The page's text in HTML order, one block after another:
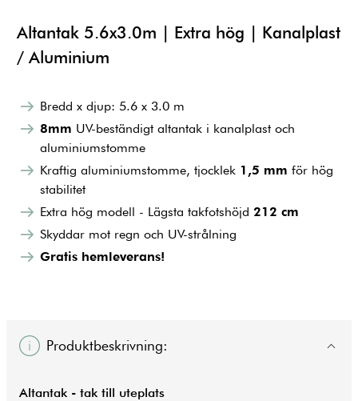
Altantak 5.6x3.0m | Extra hög | Kanalplast
/ Aluminium
Bredd x djup: 5.6 x 3.0 m
8mm UV-beständigt altantak i kanalplast och
aluminiumstomme
Kraftig aluminiumstomme, tjocklek 1,5 mm för hög
stabilitet
Extra hög modell - Lägsta takfotshöjd 212 cm
Skyddar mot regn och UV-strålning
Gratis hemleverans!
Produktbeskrivning:
Altantak - tak till uteplats